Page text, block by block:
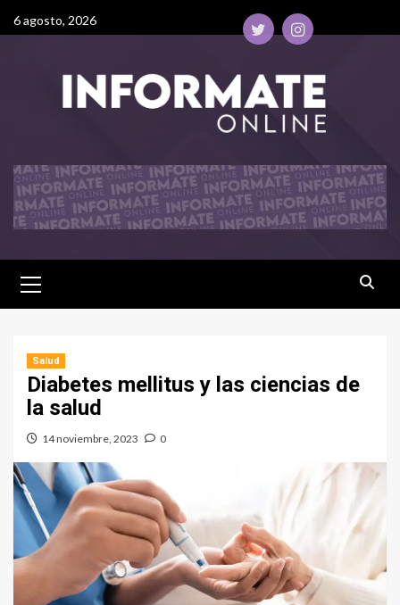
6 agosto, 2026
Salud
Diabetes mellitus y las ciencias de
la salud
14 noviembre, 2023 0